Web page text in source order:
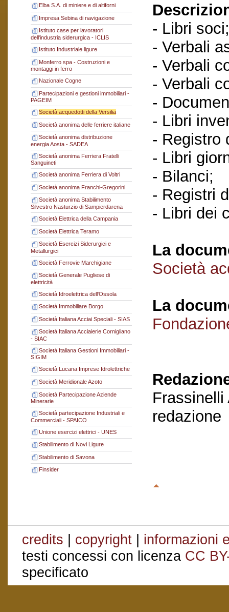
Elba S.A. di miniere e di altiforni
Impresa Sebina di navigazione
Istituto case per lavoratori
dell'industria siderurgica - ICLIS
Istituto Industriale ligure
Monferro spa - Costruzioni e
montaggi in ferro
Nazionale Cogne
Partecipazioni e gestioni immobiliari -
PAGEIM
Società acquedotti della Versilia
Società anonima delle ferriere italiane
Società anonima distribuzione
energia Aosta - SADEA
Società anonima Ferriera Fratelli
Sanguineti
Società anonima Ferriera di Voltri
Società anonima Franchi-Gregorini
Società anonima Stabilimento
Silvestro Nasturzio di Sampierdarena
Società Elettrica della Campania
Società Elettrica Teramo
Società Esercizi Siderurgici e
Metallurgici
Società Ferrovie Marchigiane
Società Generale Pugliese di
elettricità
Società Idroelettrica dell'Ossola
Società Immobiliare Borgo
Società Italiana Acciai Speciali - SIAS
Società Italiana Acciaierie Cornigliano
- SIAC
Società Italiana Gestioni Immobiliari -
SIGIM
Società Lucana Imprese Idrolettriche
Società Meridionale Azoto
Società Partecipazione Aziende
Minerarie
Società partecipazione Industriali e
Commerciali - SPAICO
Unione esercizi elettrici - UNES
Stabilimento di Novi Ligure
Stabilimento di Savona
Finsider
- Libri soci;
- Verbali
- Verbali
- Verbali
-
- Libri
- Registro
- Libri
- Bilanci;
- Registri
- Libri dei
La
Società
La
Frassinelli
redazione
credits | copyright | informazioni
testi concessi con licenza CC
specificato